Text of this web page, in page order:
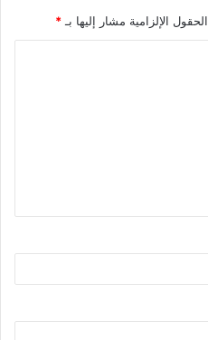
الحقول الإلزامية مشار إليها بـ *